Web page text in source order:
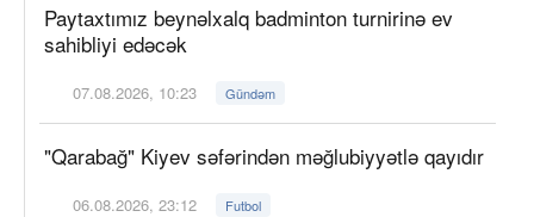
Paytaxtımız beynəlxalq badminton turnirinə ev
sahibliyi edəcək
07.08.2026, 10:23 Gündəm
"Qarabağ" Kiyev səfərindən məğlubiyyətlə qayıdır
06.08.2026, 23:12 Futbol